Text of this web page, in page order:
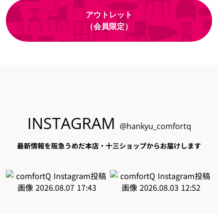
アウトレット
（会員限定）
INSTAGRAM @hankyu_comfortq
最新情報を阪急うめだ本店・十三ショップからお届けします